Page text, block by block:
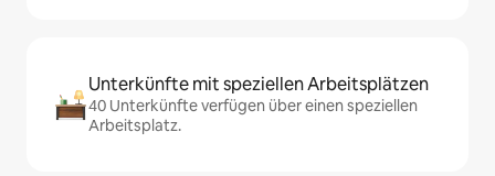
Unterkünfte mit speziellen Arbeitsplätzen
40 Unterkünfte verfügen über einen speziellen
Arbeitsplatz.